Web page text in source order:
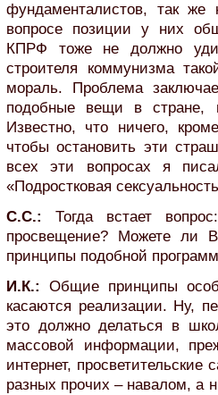
фундаменталистов, так же
вопросе позиции у них
КПРФ тоже не должно
строителя коммунизма
мораль. Проблема
подобные вещи в стране,
Известно, что ничего,
чтобы остановить эти
всех эти вопросах я
«Подростковая
С.С.: Тогда встает
просвещение? Можете ли
принципы подобной
И.К.:Общие принципы
касаются реализации. Ну,
это должно делаться в
массовой информации,
интернет,
разных прочих – навалом, а